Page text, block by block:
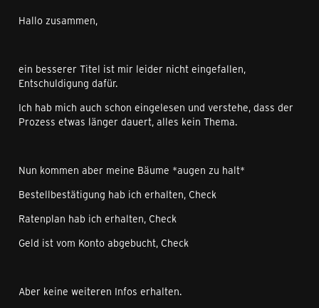
Hallo zusammen,
ein besserer Titel ist mir leider nicht eingefallen,
Entschuldigung dafür.
Ich hab mich auch schon eingelesen und verstehe, dass der
Prozess etwas länger dauert, alles kein Thema.
Nun kommen aber meine Bäume *augen zu halt*
Bestellbestätigung hab ich erhalten, Check
Ratenplan hab ich erhalten, Check
Geld ist vom Konto abgebucht, Check
Aber keine weiteren Infos erhalten.